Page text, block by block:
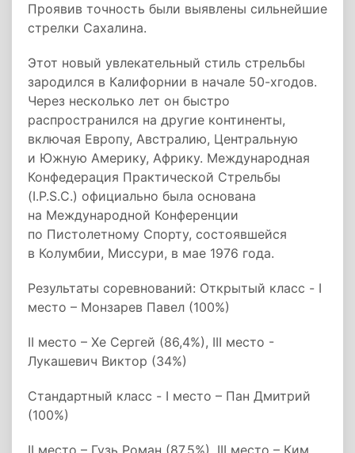
Проявив точность были выявлены сильнейшие
стрелки Сахалина.
Этот новый увлекательный стиль стрельбы
зародился в Калифорнии в начале 50-хгодов.
Через несколько лет он быстро
распространился на другие континенты,
включая Европу, Австралию, Центральную
и Южную Америку, Африку. Международная
Конфедерация Практической Стрельбы
(I.P.S.C.) официально была основана
на Международной Конференции
по Пистолетному Спорту, состоявшейся
в Колумбии, Миссури, в мае 1976 года.
Результаты соревнований: Открытый класс - I
место – Монзарев Павел (100%)
II место – Хе Сергей (86,4%), III место -
Лукашевич Виктор (34%)
Стандартный класс - I место – Пан Дмитрий
(100%)
II место – Гузь Роман (87,5%), III место – Ким